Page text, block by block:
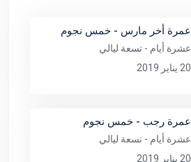
عمرة أخر مارس - خمس نجوم
عشرة أيام - تسعة ليالي
20 يناير 2019
عمرة رجب - خمس نجوم
عشرة أيام - تسعة ليالي
20 يناير 2019